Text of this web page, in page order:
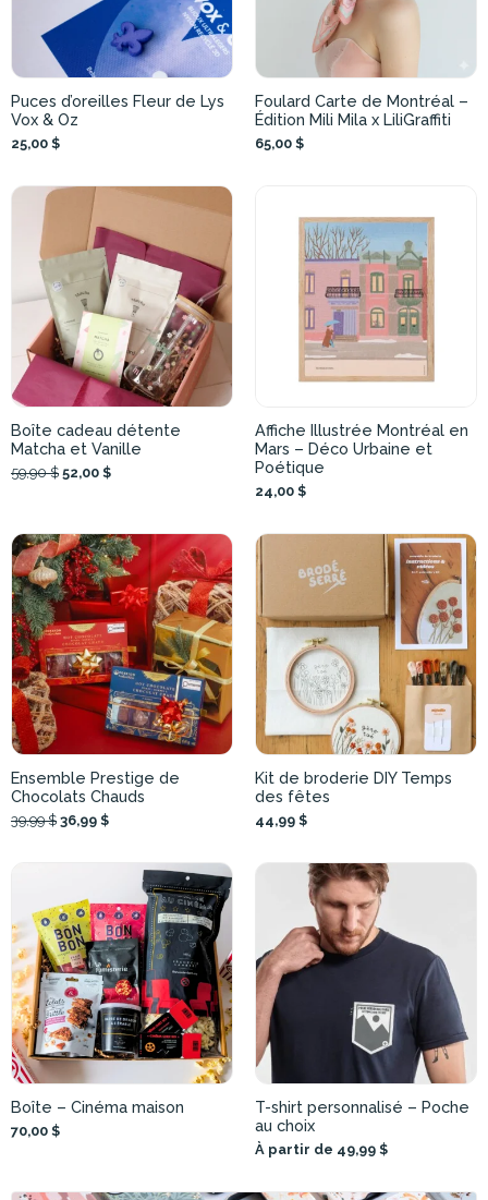
Puces d’oreilles Fleur de Lys
Vox & Oz
25,00 $
Foulard Carte de Montréal –
Édition Mili Mila x LiliGraffiti
65,00 $
Boîte cadeau détente
Matcha et Vanille
59,90 $ 52,00 $
Affiche Illustrée Montréal en
Mars – Déco Urbaine et
Poétique
24,00 $
Ensemble Prestige de
Chocolats Chauds
39,99 $ 36,99 $
Kit de broderie DIY Temps
des fêtes
44,99 $
Boîte – Cinéma maison
70,00 $
T-shirt personnalisé – Poche
au choix
À partir de 49,99 $